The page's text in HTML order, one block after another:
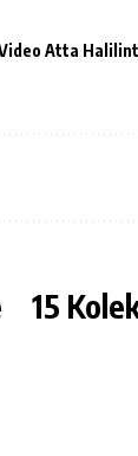
Atta
15